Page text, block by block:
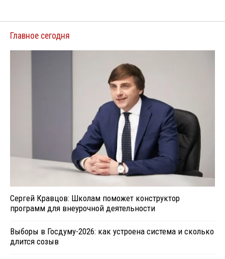
Главное сегодня
Сергей Кравцов: Школам поможет конструктор
программ для внеурочной деятельности
Выборы в Госдуму-2026: как устроена система и сколько
длится созыв